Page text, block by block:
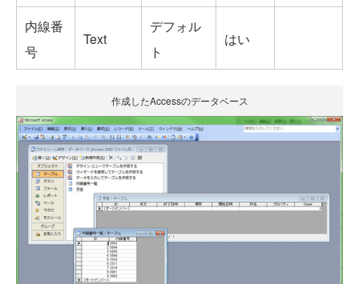
内線番
号
Text
デフォル
ト
はい
作成したAccessのデータベース